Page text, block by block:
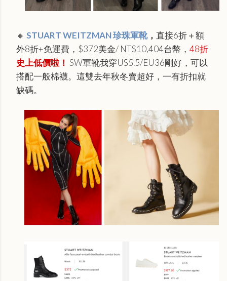
🔸 STUART WEITZMAN 珍珠軍靴， 直接6折＋額
外8折+免運費，$372美金/ NT$10,404台幣， 48折
史上低價啦！ SW軍靴我穿US5.5/EU36剛好，可以
搭配一般棉襪。這雙去年秋冬賣超好，一有折扣就
缺碼。